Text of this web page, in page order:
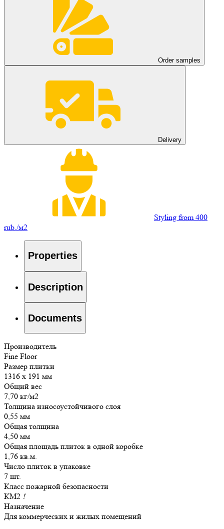
Order samples
Delivery
Styling from 400
rub./м2
Properties
Description
Documents
Производитель
Fine Floor
Размер плитки
1316 x 191 мм
Общий вес
7,70 кг/м2
Толщина износоустойчивого слоя
0,55 мм
Общая толщина
4,50 мм
Общая площадь плиток в одной коробке
1,76 кв.м.
Число плиток в упаковке
7 шт.
Класс пожарной безопасности
КМ2 !
Назначение
Для коммерческих и жилых помещений